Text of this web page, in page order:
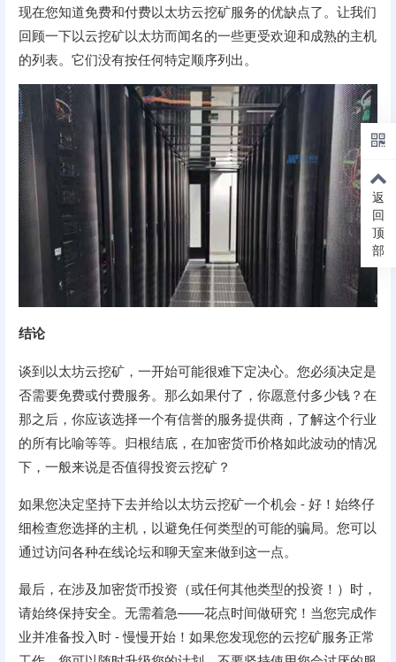
现在您知道免费和付费以太坊云挖矿服务的优缺点了。让我们
回顾一下以云挖矿以太坊而闻名的一些更受欢迎和成熟的主机
的列表。它们没有按任何特定顺序列出。
结论
谈到以太坊云挖矿，一开始可能很难下定决心。您必须决定是
否需要免费或付费服务。那么如果付了，你愿意付多少钱？在
那之后，你应该选择一个有信誉的服务提供商，了解这个行业
的所有比喻等等。归根结底，在加密货币价格如此波动的情况
下，一般来说是否值得投资云挖矿？
如果您决定坚持下去并给以太坊云挖矿一个机会 - 好！始终仔
细检查您选择的主机，以避免任何类型的可能的骗局。您可以
通过访问各种在线论坛和聊天室来做到这一点。
最后，在涉及加密货币投资（或任何其他类型的投资！）时，
请始终保持安全。无需着急——花点时间做研究！当您完成作
业并准备投入时 - 慢慢开始！如果您发现您的云挖矿服务正常
返
回
顶
部